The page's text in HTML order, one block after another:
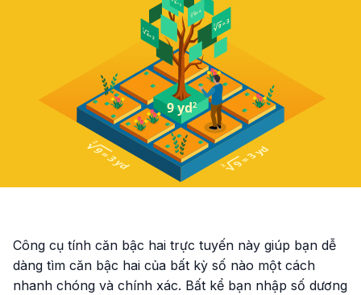
Công cụ tính căn bậc hai trực tuyến này giúp bạn dễ
dàng tìm căn bậc hai của bất kỳ số nào một cách
nhanh chóng và chính xác. Bất kể bạn nhập số dương